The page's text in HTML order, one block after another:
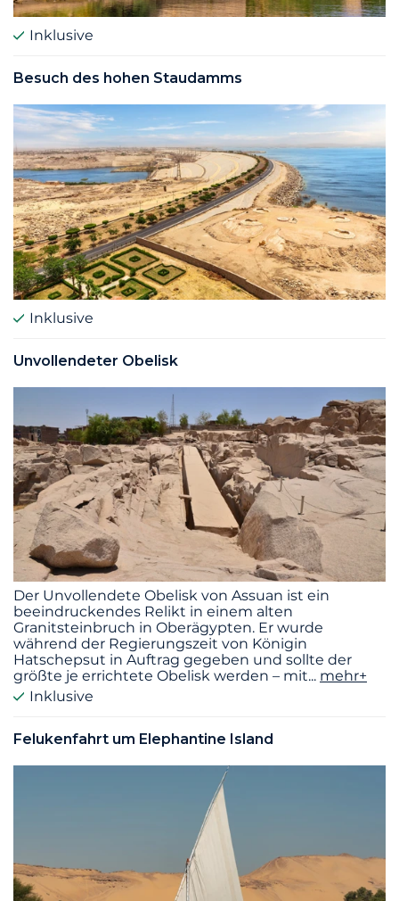
Inklusive
Besuch des hohen Staudamms
Inklusive
Unvollendeter Obelisk
Der Unvollendete Obelisk von Assuan ist ein
beeindruckendes Relikt in einem alten
Granitsteinbruch in Oberägypten. Er wurde
während der Regierungszeit von Königin
Hatschepsut in Auftrag gegeben und sollte der
größte je errichtete Obelisk werden – mit... mehr+
Inklusive
Felukenfahrt um Elephantine Island